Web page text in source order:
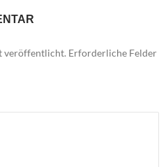
veröffentlicht. Erforderliche Felder